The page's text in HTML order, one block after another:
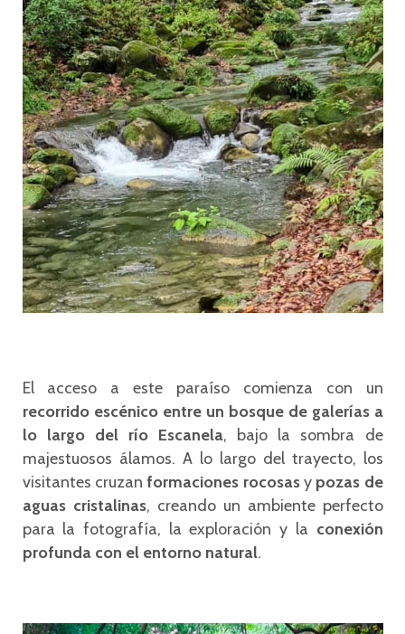
El acceso a este paraíso comienza con un
recorrido escénico entre un bosque de galerías a
lo largo del río Escanela, bajo la sombra de
majestuosos álamos. A lo largo del trayecto, los
visitantes cruzanformaciones rocosasy pozas de
aguas cristalinas, creando un ambiente perfecto
para la fotografía, la exploración y la conexión
profunda con el entorno natural.